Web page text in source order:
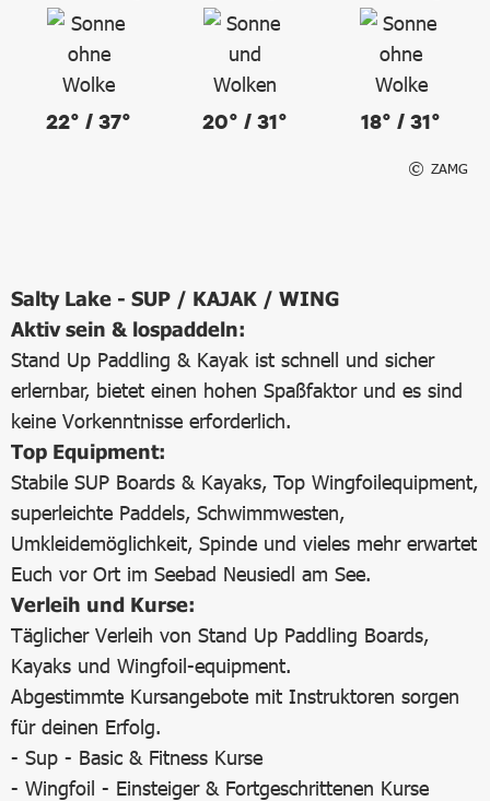
22° / 37° 20° / 31° 18° / 31°
ZAMG
Salty Lake - SUP / KAJAK / WING
Aktiv sein & lospaddeln:
Stand Up Paddling & Kayak ist schnell und sicher
erlernbar, bietet einen hohen Spaßfaktor und es sind
keine Vorkenntnisse erforderlich.
Top Equipment:
Stabile SUP Boards & Kayaks, Top Wingfoilequipment,
superleichte Paddels, Schwimmwesten,
Umkleidemöglichkeit, Spinde und vieles mehr erwartet
Euch vor Ort im Seebad Neusiedl am See.
Verleih und Kurse:
Täglicher Verleih von Stand Up Paddling Boards,
Kayaks und Wingfoil-equipment.
Abgestimmte Kursangebote mit Instruktoren sorgen
für deinen Erfolg.
- Sup - Basic & Fitness Kurse
- Wingfoil - Einsteiger & Fortgeschrittenen Kurse